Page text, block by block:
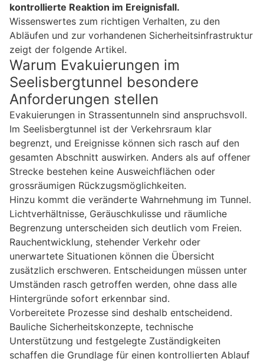
kontrollierte Reaktion im Ereignisfall.
Wissenswertes zum richtigen Verhalten, zu den
Abläufen und zur vorhandenen Sicherheitsinfrastruktur
zeigt der folgende Artikel.
Warum Evakuierungen im
Seelisbergtunnel besondere
Anforderungen stellen
Evakuierungen in Strassentunneln sind anspruchsvoll.
Im Seelisbergtunnel ist der Verkehrsraum klar
begrenzt, und Ereignisse können sich rasch auf den
gesamten Abschnitt auswirken. Anders als auf offener
Strecke bestehen keine Ausweichflächen oder
grossräumigen Rückzugsmöglichkeiten.
Hinzu kommt die veränderte Wahrnehmung im Tunnel.
Lichtverhältnisse, Geräuschkulisse und räumliche
Begrenzung unterscheiden sich deutlich vom Freien.
Rauchentwicklung, stehender Verkehr oder
unerwartete Situationen können die Übersicht
zusätzlich erschweren. Entscheidungen müssen unter
Umständen rasch getroffen werden, ohne dass alle
Hintergründe sofort erkennbar sind.
Vorbereitete Prozesse sind deshalb entscheidend.
Bauliche Sicherheitskonzepte, technische
Unterstützung und festgelegte Zuständigkeiten
schaffen die Grundlage für einen kontrollierten Ablauf